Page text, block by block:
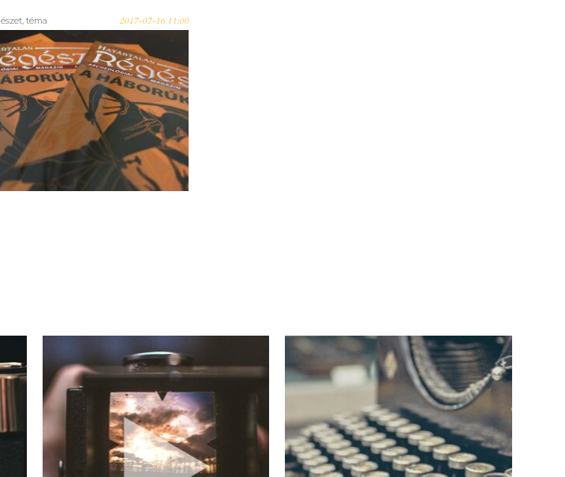
téma 2017-07-16 11:00
amazonok,
görög harcosok